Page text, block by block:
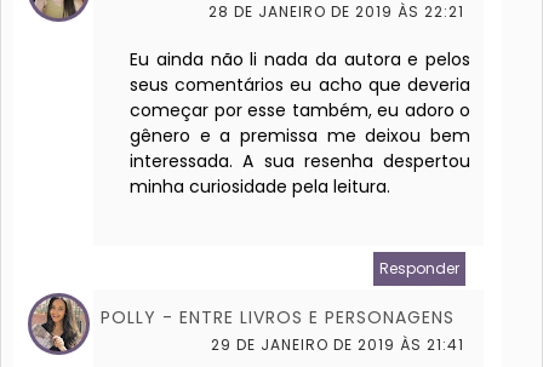
28 DE JANEIRO DE 2019 ÀS 22:21
Eu ainda não li nada da autora e pelos
seus comentários eu acho que deveria
começar por esse também, eu adoro o
gênero e a premissa me deixou bem
interessada. A sua resenha despertou
minha curiosidade pela leitura.
Responder
POLLY - ENTRE LIVROS E PERSONAGENS
29 DE JANEIRO DE 2019 ÀS 21:41